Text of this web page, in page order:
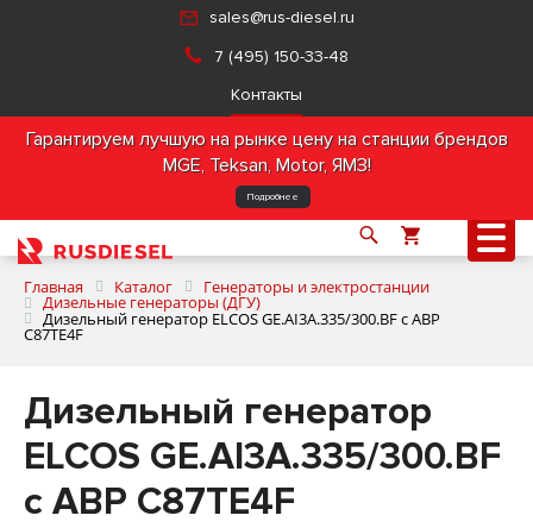
sales@rus-diesel.ru
7 (495) 150-33-48
Контакты
Гарантируем лучшую на рынке цену на станции брендов
MGE, Teksan, Motor, ЯМЗ!
Подробнее
Продукция
Главная Каталог Генераторы и электростанции
Дизельные генераторы (ДГУ)
Дизельный генератор ELCOS GE.AI3A.335/300.BF с АВР
C87TE4F
Дизельный генератор
ELCOS GE.AI3A.335/300.BF
с АВР C87TE4F